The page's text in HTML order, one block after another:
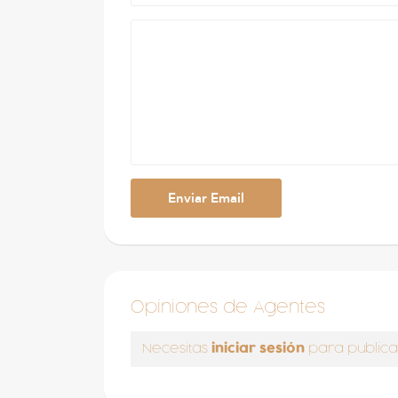
Opiniones de Agentes
Necesitas iniciar sesión para